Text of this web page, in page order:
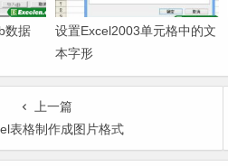
数据
设置Excel2003单元格中的文
本字形
上一篇
表格制作成图片格式